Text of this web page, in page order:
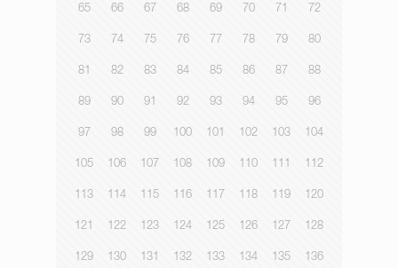
65 66 67 68 69 70 71 72
73 74 75 76 77 78 79 80
81 82 83 84 85 86 87 88
89 90 91 92 93 94 95 96
97 98 99 100 101 102 103 104
105 106 107 108 109 110 111 112
113 114 115 116 117 118 119 120
121 122 123 124 125 126 127 128
129 130 131 132 133 134 135 136